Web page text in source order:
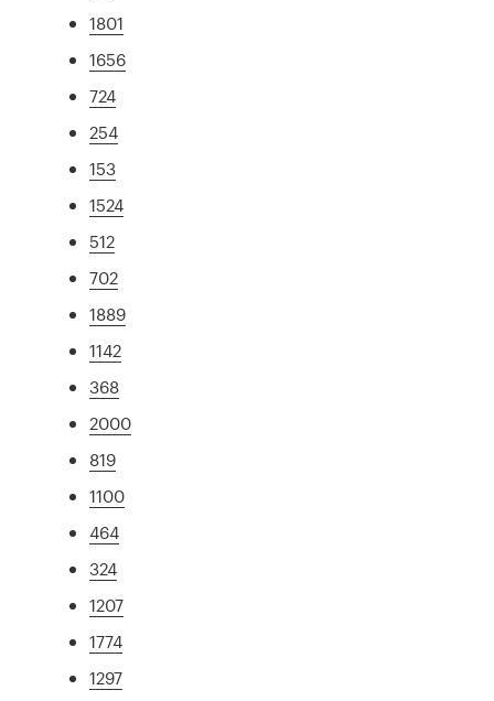
1801
1656
724
254
153
1524
512
702
1889
1142
368
2000
819
1100
464
324
1207
1774
1297